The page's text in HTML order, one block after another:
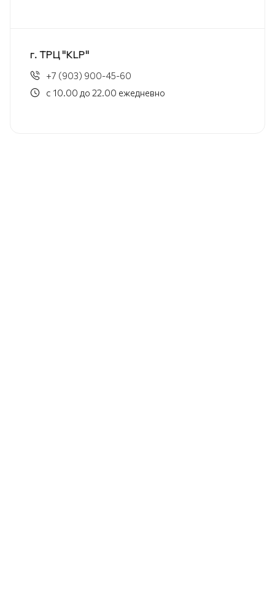
г. ТРЦ "KLP"
+7 (903) 900-45-60
с 10.00 до 22.00 ежедневно